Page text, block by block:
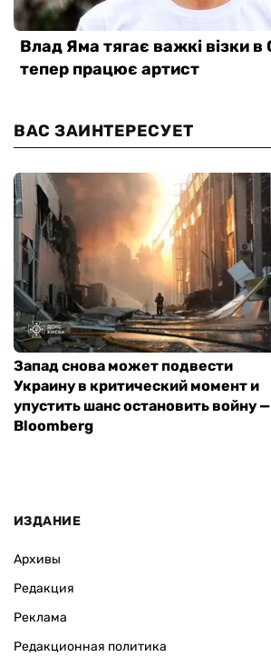
ВАС ЗАИНТЕРЕСУЕТ
Запад снова может подвести
Украину в критический момент и
упустить шанс остановить войну —
Bloomberg
ИЗДАНИЕ
Архивы
Редакция
Реклама
Редакционная политика